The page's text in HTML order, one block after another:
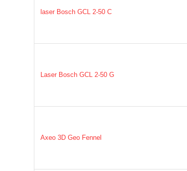
laser Bosch GCL 2-50 C
Laser Bosch GCL 2-50 G
Axeo 3D Geo Fennel